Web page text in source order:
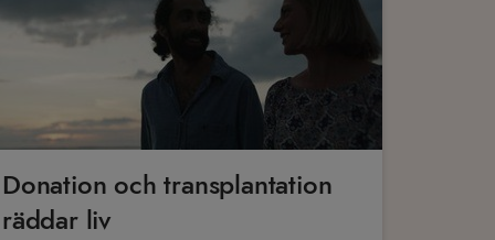
Donation och transplantation
räddar liv